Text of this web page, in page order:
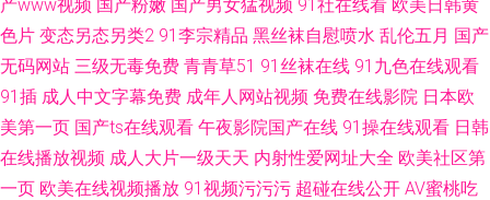
产www视频 国产粉嫩 国产男女猛视频 91社在线看 欧美日韩黄
色片 变态另态另类2 91李宗精品 黑丝袜自慰喷水 乱伦五月 国产
无码网站 三级无毒免费 青青草51 91丝袜在线 91九色在线观看
91插 成人中文字幕免费 成年人网站视频 免费在线影院 日本欧
美第一页 国产ts在线观看 午夜影院国产在线 91操在线观看 日韩
在线播放视频 成人大片一级天天 内射性爱网址大全 欧美社区第
一页 欧美在线视频播放 91视频污污污 超碰在线公开 AV蜜桃吃